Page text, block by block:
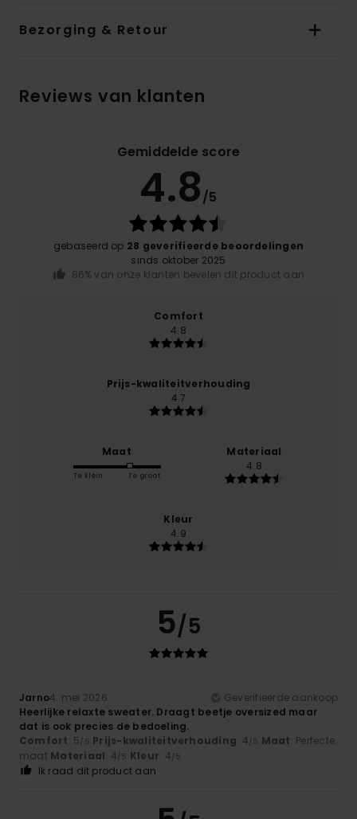
Bezorging & Retour
Reviews van klanten
Gemiddelde score
4.8/5
gebaseerd op 28 geverifieerde beoordelingen
sinds oktober 2025
86% van onze klanten bevelen dit product aan
Comfort
4.8
Prijs-kwaliteitverhouding
4.7
Maat
Te klein Te groot
Materiaal
4.8
Kleur
4.9
5/5
Jarno4. mei 2026
Geverifieerde aankoop
Heerlijke relaxte sweater. Draagt beetje oversized maar
dat is ook precies de bedoeling.
Comfort: 5 /5 Prijs-kwaliteitverhouding: 4 /5 Maat: Perfecte
maat Materiaal: 4 /5 Kleur: 4 /5
Ik raad dit product aan